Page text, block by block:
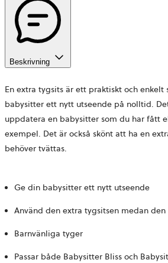
Beskrivning
En extra tygsits är ett praktiskt och
babysitter ett nytt utseende på nolltid.
uppdatera en babysitter som du har fått
exempel. Det är också skönt att ha en
behöver tvättas.
Ge din babysitter ett nytt utseende
Använd den extra tygsitsen medan
Barnvänliga tyger
Passar både Babysitter Bliss och